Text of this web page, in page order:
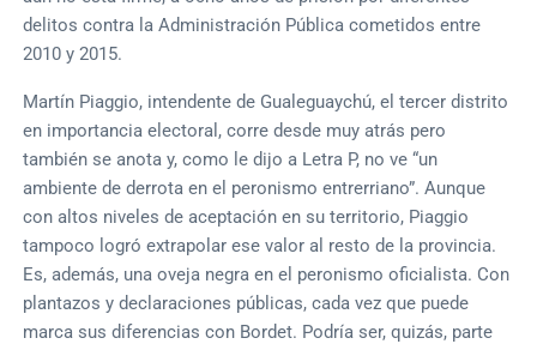
delitos contra la Administración Pública cometidos entre
2010 y 2015.
Martín Piaggio, intendente de Gualeguaychú, el tercer distrito
en importancia electoral, corre desde muy atrás pero
también se anota y, como le dijo a Letra P, no ve “un
ambiente de derrota en el peronismo entrerriano”. Aunque
con altos niveles de aceptación en su territorio, Piaggio
tampoco logró extrapolar ese valor al resto de la provincia.
Es, además, una oveja negra en el peronismo oficialista. Con
plantazos y declaraciones públicas, cada vez que puede
marca sus diferencias con Bordet. Podría ser, quizás, parte